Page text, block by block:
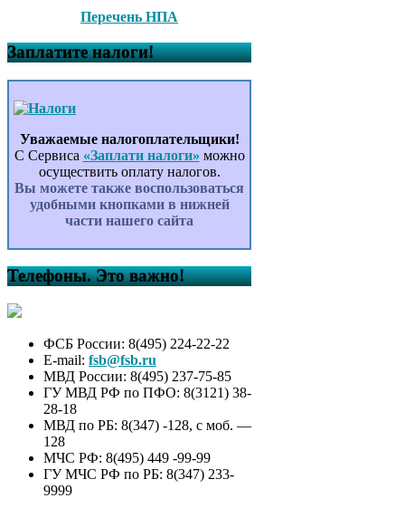
Перечень НПА
Заплатите налоги!
Уважаемые налогоплательщики!
С Сервиса «Заплати налоги» можно
осуществить оплату налогов.
Вы можете также воспользоваться
удобными кнопками в нижней
части нашего сайта
Телефоны. Это важно!
ФСБ России: 8(495) 224-22-22
E-mail: fsb@fsb.ru
МВД России: 8(495) 237-75-85
ГУ МВД РФ по ПФО: 8(3121) 38-
28-18
МВД по РБ: 8(347) -128, с моб. —
128
МЧС РФ: 8(495) 449 -99-99
ГУ МЧС РФ по РБ: 8(347) 233-
9999